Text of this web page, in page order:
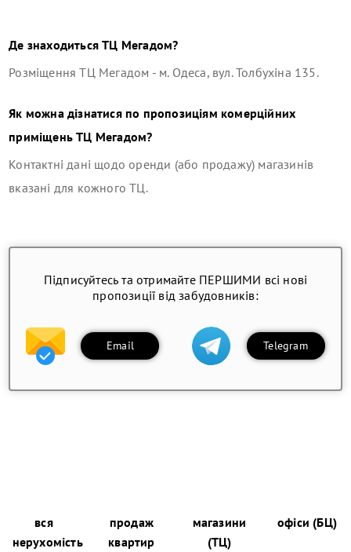
Де знаходитьсяТЦ Мегадом?
РозміщенняТЦ Мегадом - м. Одеса, вул. Толбухіна 135.
Як можна дізнатися по пропозиціям комерційних
приміщеньТЦ Мегадом?
Контактні дані щодо оренди (або продажу) магазинів
вказані для кожного ТЦ.
Підписуйтесь та отримайте ПЕРШИМИ всі нові
пропозиції від забудовників:
Email Telegram
вся
нерухомість
продаж
квартир
магазини
(ТЦ)
офіси (БЦ)